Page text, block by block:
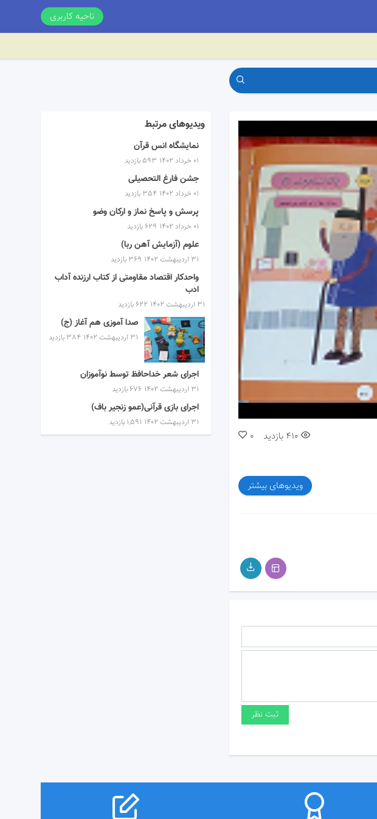
ناحیه کاربری
00:00
0 410 بازدید
ویدیوهای بیشتر
ویدیوهای مرتبط
نمایشگاه انس قرآن
۰۱ خرداد ۱۴۰۲ 593 بازدید
جشن فارغ التحصیلی
۰۱ خرداد ۱۴۰۲ 354 بازدید
پرسش و پاسخ نماز و ارکان وضو
۰۱ خرداد ۱۴۰۲ 629 بازدید
علوم (آزمایش آهن ربا)
۳۱ اردیبهشت ۱۴۰۲ 369 بازدید
واحدکار اقتصاد مقاومتی از کتاب ارزنده آداب
ادب
۳۱ اردیبهشت ۱۴۰۲ 622 بازدید
صدا آموزی هم آغاز (ج)
۳۱ اردیبهشت ۱۴۰۲ 384 بازدید
اجرای شعر خداحافظ توسط نوآموزان
۳۱ اردیبهشت ۱۴۰۲ 676 بازدید
اجرای بازی قرآنی(عمو زنجیر باف)
۳۱ اردیبهشت ۱۴۰۲ 1,591 بازدید